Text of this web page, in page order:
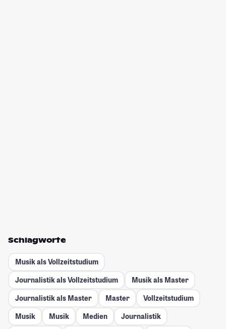
Schlagworte
Musik als Vollzeitstudium
Journalistik als Vollzeitstudium
Musik als Master
Journalistik als Master
Master
Vollzeitstudium
Musik
Musik Medien
Journalistik